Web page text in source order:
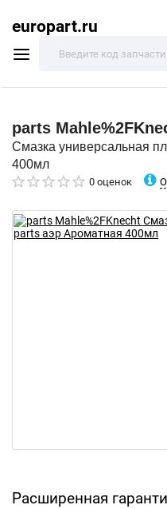
europart.ru
parts
Смазка универсальная
400мл
0 оценок
Расширенная